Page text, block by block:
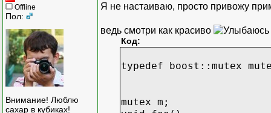
Offline
Пол:
Внимание! Люблю
сахар в кубиках!
Я не настаиваю, просто привожу
ведь смотри как красиво
Код:
typedef boost::mutex
mutex m;